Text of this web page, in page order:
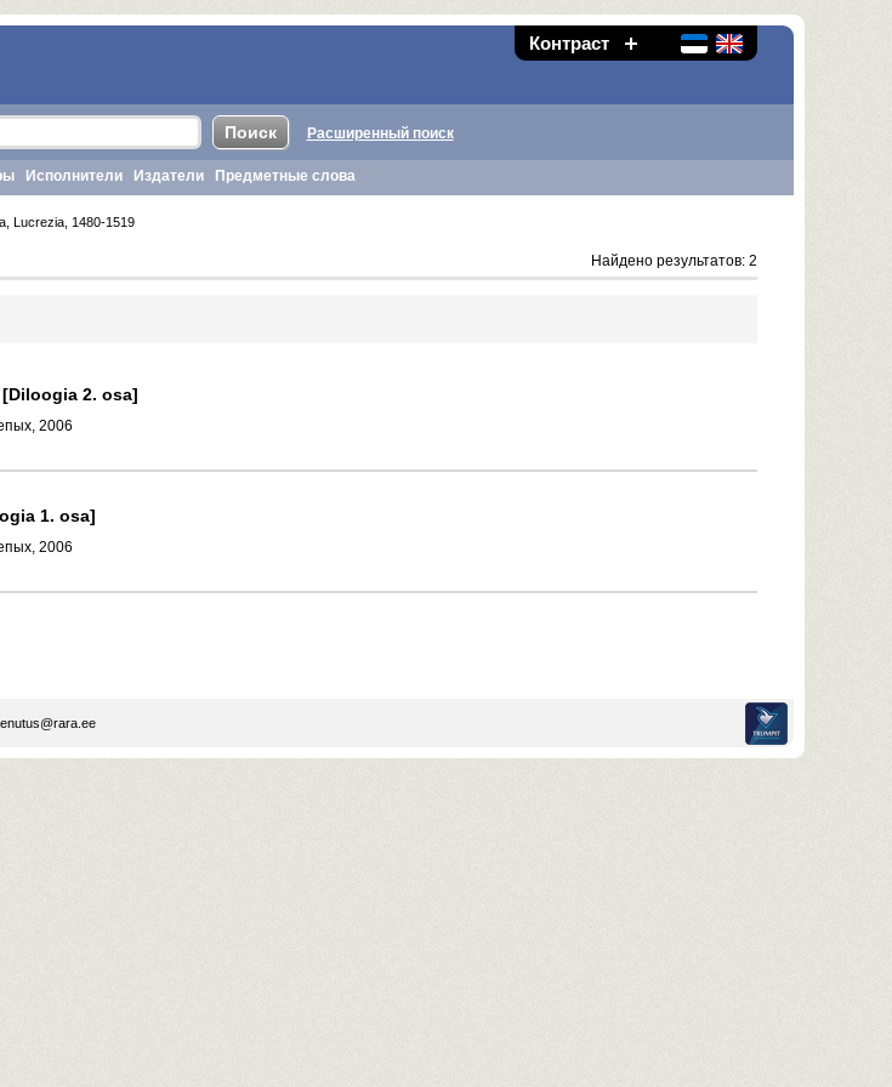
Контраст
Расширенный поиск
Исполнители Издатели Предметные слова
Lucrezia, 1480-1519
Найдено результатов: 2
2. osa]
2006
1. osa]
2006